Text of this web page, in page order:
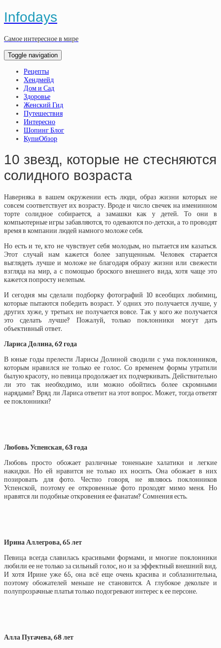
Infodays
Самое интересное в мире
Toggle navigation
Рецепты
Хендмейд
Дом и Сад
Здоровье
Женский Гид
Путешествия
Интересно
Шопинг Блог
КупиОбзор
10 звезд, которые не стесняются
солидного возраста
Наверняка в вашем окружении есть люди, образ жизни которых не
совсем соответствует их возрасту. Вроде и число свечек на именинном
торте солидное собирается, а замашки как у детей. То они в
компьютерные игры забавляются, то одеваются по-детски, а то проводят
время в компании людей намного моложе себя.
Но есть и те, кто не чувствует себя молодым, но пытается им казаться.
Этот случай нам кажется более запущенным. Человек старается
выглядеть лучше и моложе не благодаря образу жизни или свежести
взгляда на мир, а с помощью броского внешнего вида, хотя чаще это
кажется попросту нелепым.
И сегодня мы сделали подборку фотографий 10 всеобщих любимиц,
которые пытаются победить возраст. У одних это получается лучше, у
других хуже, у третьих не получается вовсе. Так у кого же получается
это сделать лучше? Пожалуй, только поклонники могут дать
объективный ответ.
Лариса Долина, 62 года
В юные годы прелести Ларисы Долиной сводили с ума поклонников,
которым нравился не только ее голос. Со временем формы утратили
былую красоту, но певица продолжает их подчеркивать. Действительно
ли это так необходимо, или можно обойтись более скромными
нарядами? Вряд ли Лариса ответит на этот вопрос. Может, тогда ответят
ее поклонники?
Любовь Успенская, 63 года
Любовь просто обожает различные тоненькие халатики и легкие
накидки. Но ей нравится не только их носить. Она обожает в них
позировать для фото. Честно говоря, не являюсь поклонников
Успенской, поэтому ее откровенные фото проходят мимо меня. Но
нравятся ли подобные откровения ее фанатам? Сомнения есть.
Ирина Аллегрова, 65 лет
Певица всегда славилась красивыми формами, и многие поклонники
любили ее не только за сильный голос, но и за эффектный внешний вид.
И хотя Ирине уже 65, она всё еще очень красива и соблазнительна,
поэтому обожателей меньше не становится. А глубокое декольте и
полупрозрачные платья только подогревают интерес к ее персоне.
Алла Пугачева, 68 лет